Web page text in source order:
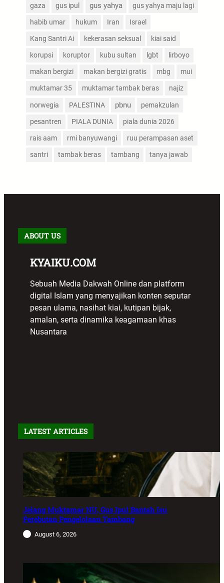
gaza gus ipul gus yahya gus yahya maju lagi
habib umar hukum Iran Israel
Kang Santri Ai kekerasan seksual kiai said
korupsi koruptor kubu sultan lgbt lirboyo
makan bergizi makan bergizi gratis mbg mui
muktamar 35 muktamar tambak beras najiz
norwegia PALESTINA pbnu pemakzulan
pesantren PIALA DUNIA piala dunia 2026
rais aam rmi banyuwangi ruu perampasan aset
santri tambak beras tambang tanya jawab
ABOUT US
KYAIKU.COM
Sebuah Media Dakwah Online dan platform
digital Islam yang menyajikan konten seputar
pesan ulama, nasihat kiai, kutipan bijak,
amalan, serta dinamika keagamaan khas
Nusantara
LATEST ARTICLES
Jelang Muktamar NU, Gus Ipul Bantah Isu
Perebutan Pengelolaan Tambang
August 6, 2026